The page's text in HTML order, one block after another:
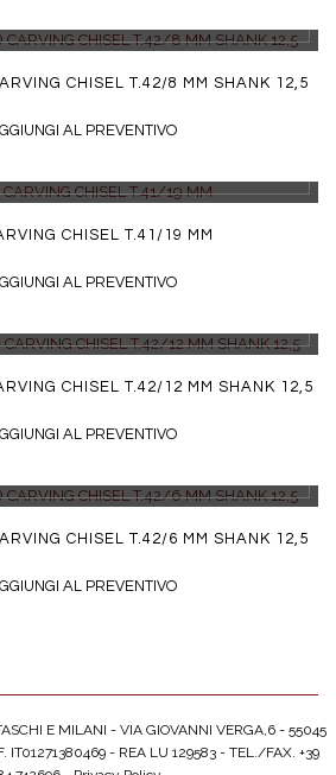
CHISEL T.42/8 MM SHANK 12,5
AL PREVENTIVO
CHISEL T.41/19 MM
AL PREVENTIVO
CHISEL T.42/12 MM SHANK 12,5
AL PREVENTIVO
CHISEL T.42/6 MM SHANK 12,5
AL PREVENTIVO
E MILANI - VIA GIOVANNI VERGA,6 - 55045
IT01271380469 - REA LU 129583 - TEL./FAX. +39